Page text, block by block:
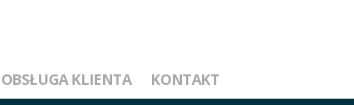
OBSŁUGA KLIENTA KONTAKT